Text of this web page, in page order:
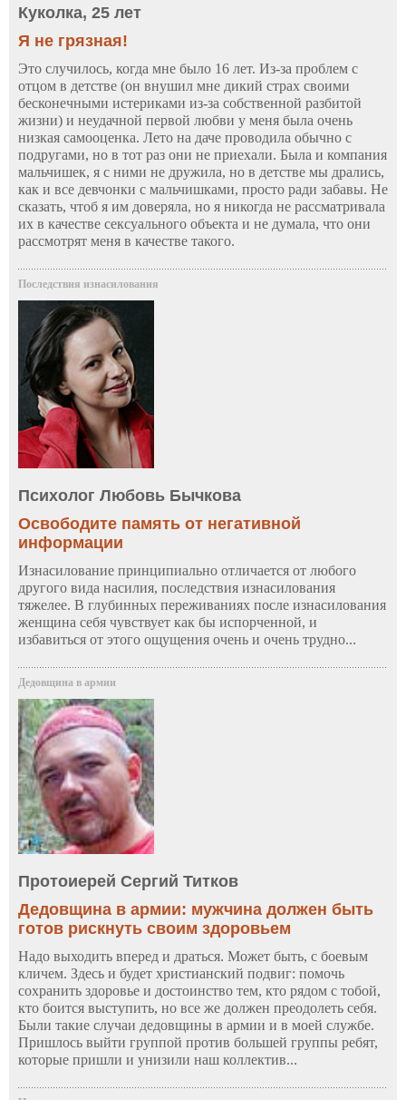
Куколка, 25 лет
Я не грязная!
Это случилось, когда мне было 16 лет. Из-за проблем с
отцом в детстве (он внушил мне дикий страх своими
бесконечными истериками из-за собственной разбитой
жизни) и неудачной первой любви у меня была очень
низкая самооценка. Лето на даче проводила обычно с
подругами, но в тот раз они не приехали. Была и компания
мальчишек, я с ними не дружила, но в детстве мы дрались,
как и все девчонки с мальчишками, просто ради забавы. Не
сказать, чтоб я им доверяла, но я никогда не рассматривала
их в качестве сексуального объекта и не думала, что они
рассмотрят меня в качестве такого.
Последствия изнасилования
Психолог Любовь Бычкова
Освободите память от негативной
информации
Изнасилование принципиально отличается от любого
другого вида насилия, последствия изнасилования
тяжелее. В глубинных переживаниях после изнасилования
женщина себя чувствует как бы испорченной, и
избавиться от этого ощущения очень и очень трудно...
Дедовщина в армии
Протоиерей Сергий Титков
Дедовщина в армии: мужчина должен быть
готов рискнуть своим здоровьем
Надо выходить вперед и драться. Может быть, с боевым
кличем. Здесь и будет христианский подвиг: помочь
сохранить здоровье и достоинство тем, кто рядом с тобой,
кто боится выступить, но все же должен преодолеть себя.
Были такие случаи дедовщины в армии и в моей службе.
Пришлось выйти группой против большей группы ребят,
которые пришли и унизили наш коллектив...